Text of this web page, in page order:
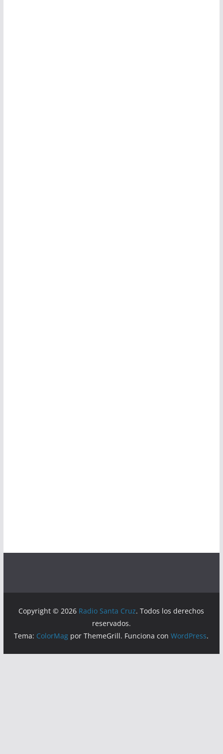
Copyright © 2026 Radio Santa Cruz. Todos los derechos
reservados.
Tema: ColorMag por ThemeGrill. Funciona conWordPress.